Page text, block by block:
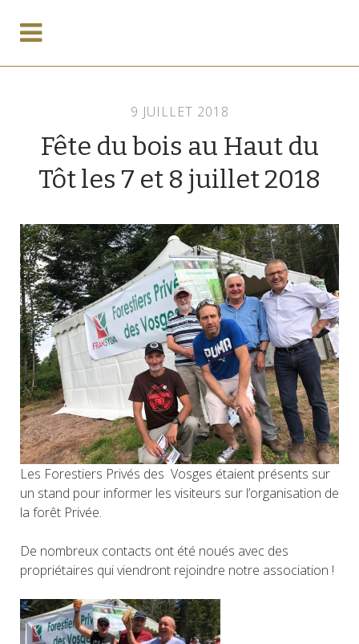
9 JUILLET 2018
Fête du bois au Haut du
Tôt les 7 et 8 juillet 2018
Les Forestiers Privés des Vosges étaient présents sur
un stand pour informer les visiteurs sur l’organisation de
la forêt Privée.
De nombreux contacts ont été noués avec des
propriétaires qui viendront rejoindre notre association !